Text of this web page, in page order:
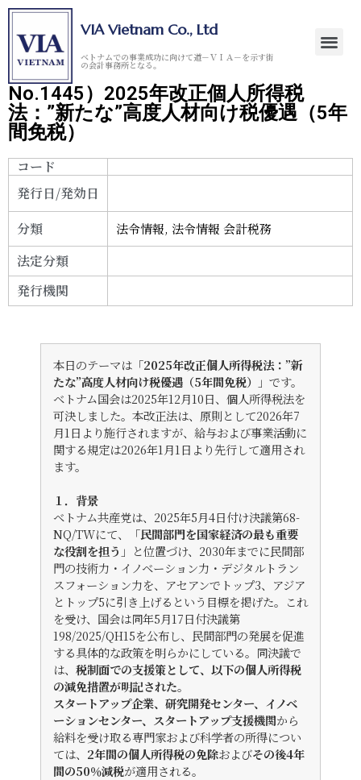
VIA Vietnam Co., Ltd
ベトナムでの事業成功に向けて道－ＶＩＡ－を示す街
の会計事務所となる。
No.1445）2025年改正個人所得税
法：”新たな”高度人材向け税優遇（5年
間免税）
コード
発行日/発効日
分類
法令情報,法令情報 会計税務
法定分類
発行機関
本日のテーマは「2025年改正個人所得税法：”新
たな”高度人材向け税優遇（5年間免税） 」です。
ベトナム国会は2025年12月10日、個人所得税法を
可決しました。本改正法は、原則として2026年7
月1日より施行されますが、給与および事業活動に
関する規定は2026年1月1日より先行して適用され
ます。
１．背景
ベトナム共産党は、2025年5月4日付け決議第68-
NQ/TWにて、「民間部門を国家経済の最も重要
な役割を担う 」と位置づけ、2030年までに民間部
門の技術力・イノベーション力・デジタルトラン
スフォーション力を、アセアンでトップ3、アジア
とトップ5に引き上げるという目標を掲げた。これ
を受け、国会は同年5月17日付決議第
198/2025/QH15を公布し、民間部門の発展を促進
する具体的な政策を明らかにしている。同決議で
は、 税制面での支援策として、以下の個人所得税
の減免措置が明記された。
スタートアップ企業、研究開発センター、イノベ
ーションセンター、スタートアップ支援機関から
給料を受け取る専門家および科学者の所得につい
ては、 2年間の個人所得税の免除およびその後4年
間の50％減税が適用される。